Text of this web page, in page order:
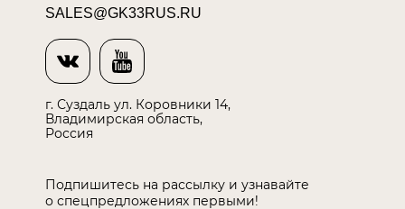
SALES@GK33RUS.RU
г. Суздаль ул. Коровники 14,
Владимирская область,
Россия
Подпишитесь на рассылку и узнавайте
о спецпредложениях первыми!